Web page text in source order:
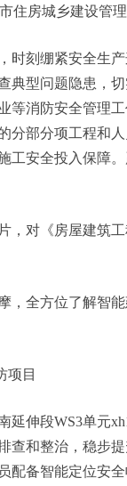
住房城乡建设管
刻绷紧安全生产
型问题隐患，
等消防安全管理
分部分项工程和
工安全投入保障
对《房屋建筑工
全方位了解智能
项目
段WS3单元
查和整治，稳步
配备智能定位安